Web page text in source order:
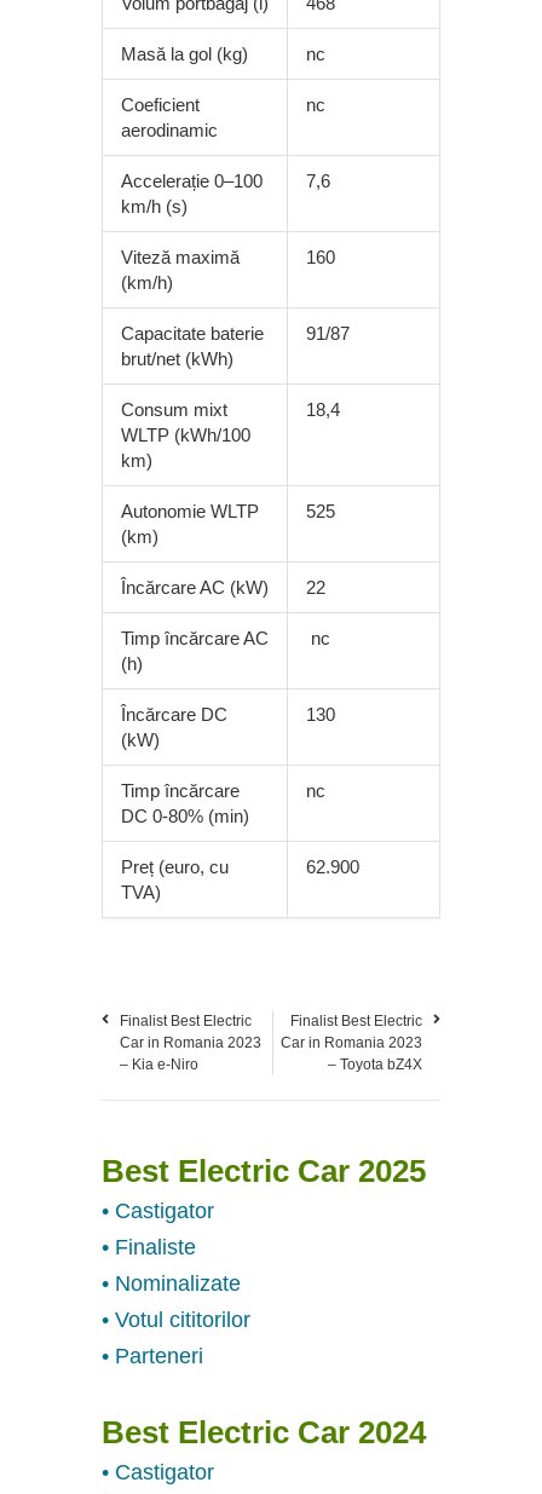
Masă la gol (kg) nc
Coeficient
aerodinamic
nc
Accelerație 0–100
km/h (s)
7,6
Viteză maximă
(km/h)
160
Capacitate baterie
brut/net (kWh)
91/87
Consum mixt
WLTP (kWh/100
km)
18,4
Autonomie WLTP
(km)
525
Încărcare AC (kW) 22
Timp încărcare AC
(h)
nc
Încărcare DC
(kW)
130
Timp încărcare
DC 0-80% (min)
nc
Preț (euro, cu
TVA)
62.900
Finalist Best Electric
Car in Romania 2023
– Kia e-Niro
Finalist Best Electric
Car in Romania 2023
– Toyota bZ4X
Best Electric Car 2025
• Castigator
• Finaliste
• Nominalizate
• Votul cititorilor
• Parteneri
Best Electric Car 2024
• Castigator